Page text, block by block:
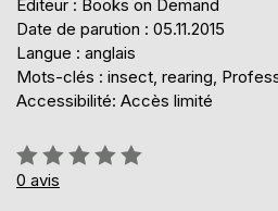
Éditeur : Books on Demand
Date de parution : 05.11.2015
Langue : anglais
Mots-clés : insect, rearing,
Accessibilité: Accès limité
Évaluation:
0%
0 avis